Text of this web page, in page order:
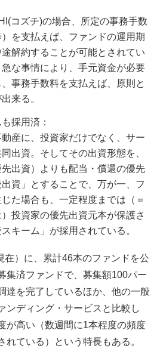
コズチ)の場合、所定の事務手数
を支払えば、ファンドの運用期
解約することが可能とされてい
な事情により、手元資金が必要
事務手数料を支払えば、原則と
来る。
採用済：
産に、投資家だけでなく、サー
出資。そしてその出資形態を、
出資）よりも配当・償還の優先
資」とすることで、万が一、フ
た場合も、一定程度までは（＝
投資家の優先出資元本が保護さ
キーム」が採用されている。
在）に、累計46本のファンドを公
集済ファンドで、募集額100パー
達を完了しているほか、他の一般
ンディング・サービスと比較し
が高い（数週間に1本程度の頻度
れている）という特長もある。